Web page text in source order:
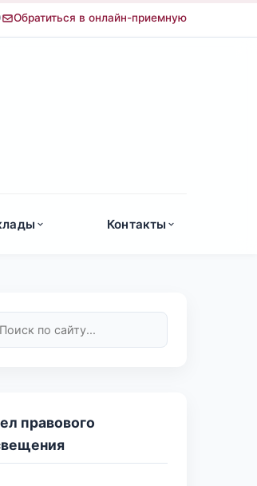
Обратиться в онлайн-приемную
Контакты
правового